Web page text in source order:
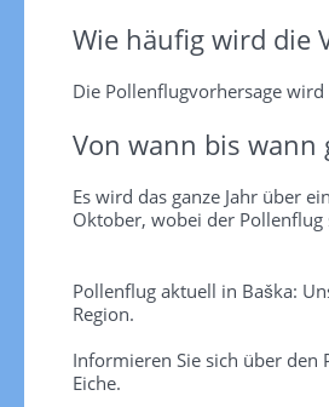
Wie häufig wird die
Die Pollenflugvorhersage
Von wann bis wann
Es wird das ganze Jahr über
Oktober, wobei der
Pollenflug aktuell in Baška:
Region.
Informieren Sie sich über den
Eiche.